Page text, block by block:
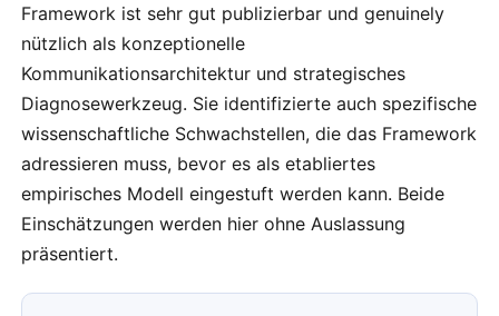
Framework ist sehr gut publizierbar und genuinely
nützlich als konzeptionelle
Kommunikationsarchitektur und strategisches
Diagnosewerkzeug. Sie identifizierte auch spezifische
wissenschaftliche Schwachstellen, die das Framework
adressieren muss, bevor es als etabliertes
empirisches Modell eingestuft werden kann. Beide
Einschätzungen werden hier ohne Auslassung
präsentiert.